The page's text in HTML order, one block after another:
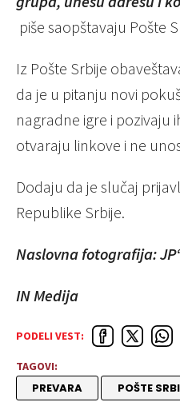
piše saopštavaju Pošte
Iz Pošte Srbije
da je u pitanju novi
nagradne igre i pozivaju
otvaraju linkove i ne
Dodaju da je slučaj
Republike Srbije.
Naslovna fotografija:
IN Medija
PODELI VEST:
TAGOVI:
PREVARA POŠTE